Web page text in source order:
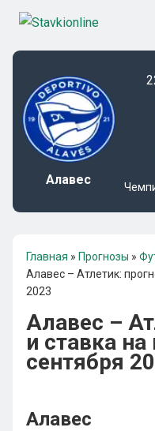
Алавес
Главная » Прогнозы »
Алавес – Атлетик:
2023
Алавес –
и ставка
сентября
Алавес